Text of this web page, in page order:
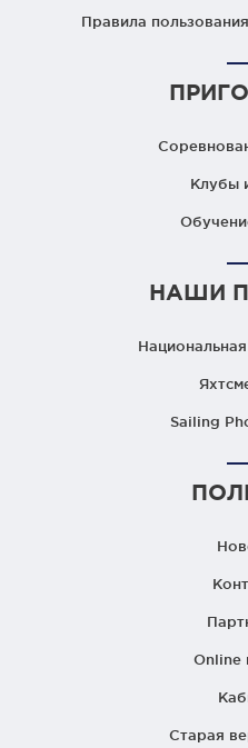
Правила
Клубы
НАШИ
Sailing
Online
Старая